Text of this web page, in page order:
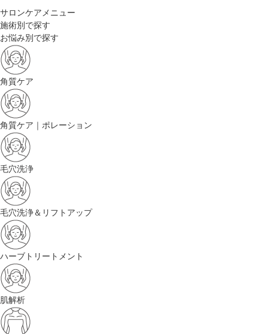
サロンケアメニュー
施術別で探す
お悩み別で探す
角質ケア
角質ケア｜ポレーション
毛穴洗浄
毛穴洗浄＆リフトアップ
ハーブトリートメント
肌解析